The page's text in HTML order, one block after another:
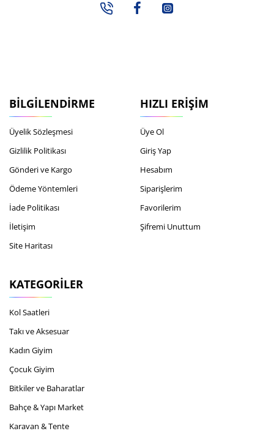
BILGILENDIRME
Üyelik Sözleşmesi
Gizlilik Politikası
Gönderi ve Kargo
Ödeme Yöntemleri
İade Politikası
İletişim
Site Haritası
HIZLI ERIŞIM
Üye Ol
Giriş Yap
Hesabım
Siparişlerim
Favorilerim
Şifremi Unuttum
KATEGORILER
Kol Saatleri
Takı ve Aksesuar
Kadın Giyim
Çocuk Giyim
Bitkiler ve Baharatlar
Bahçe & Yapı Market
Karavan & Tente